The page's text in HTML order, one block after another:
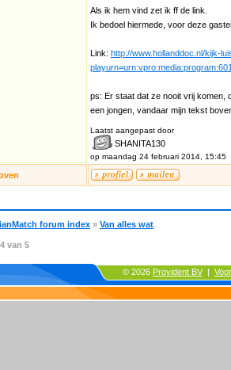
Als ik hem vind zet ik ff de link.
Ik bedoel hiermede, voor deze
Link: http://www.hollanddoc.nl/kijk-
ps: Er staat dat ze nooit vrij komen,
een jongen, vandaar mijn tekst
Laatst aangepast door
SHANITA130
op maandag 24 februari 2014, 15:45
forum index » Van alles wat
4 van 5
© 2026 Provident BV |